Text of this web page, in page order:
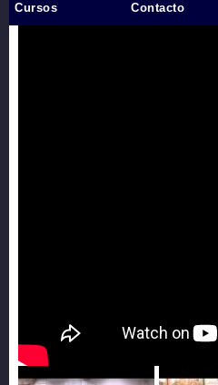
Cursos Contacto